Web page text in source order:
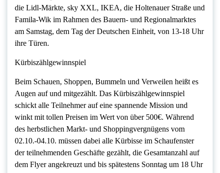
die Lidl-Märkte, sky XXL, IKEA, die Holtenauer Straße und
Famila-Wik im Rahmen des Bauern- und Regionalmarktes
am Samstag, dem Tag der Deutschen Einheit, von 13-18 Uhr
ihre Türen.
Kürbiszählgewinnspiel
Beim Schauen, Shoppen, Bummeln und Verweilen heißt es
Augen auf und mitgezählt. Das Kürbiszählgewinnspiel
schickt alle Teilnehmer auf eine spannende Mission und
winkt mit tollen Preisen im Wert von über 500€. Während
des herbstlichen Markt- und Shoppingvergnügens vom
02.10.-04.10. müssen dabei alle Kürbisse im Schaufenster
der teilnehmenden Geschäfte gezählt, die Gesamtanzahl auf
dem Flyer angekreuzt und bis spätestens Sonntag um 18 Uhr